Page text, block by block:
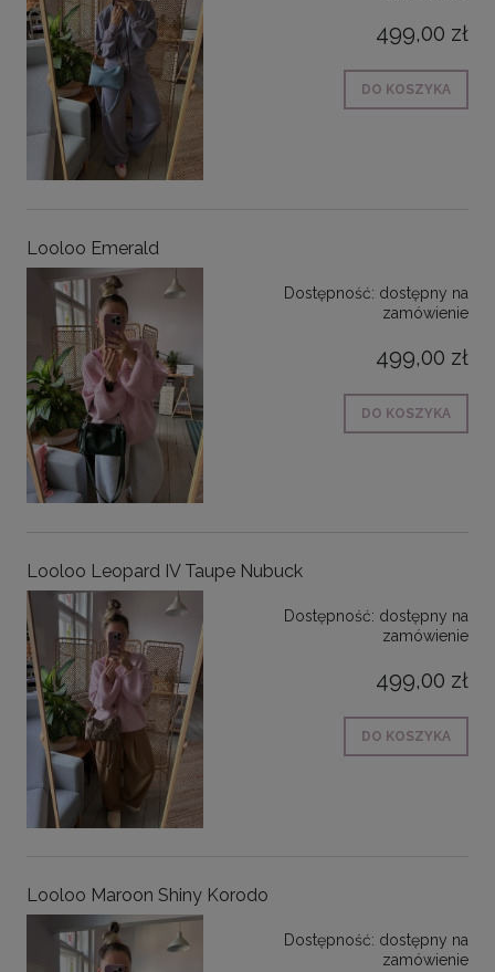
499,00 zł
DO KOSZYKA
Looloo Emerald
Dostępność: dostępny na
zamówienie
499,00 zł
DO KOSZYKA
Looloo Leopard IV Taupe Nubuck
Dostępność: dostępny na
zamówienie
499,00 zł
DO KOSZYKA
Looloo Maroon Shiny Korodo
Dostępność: dostępny na
zamówienie